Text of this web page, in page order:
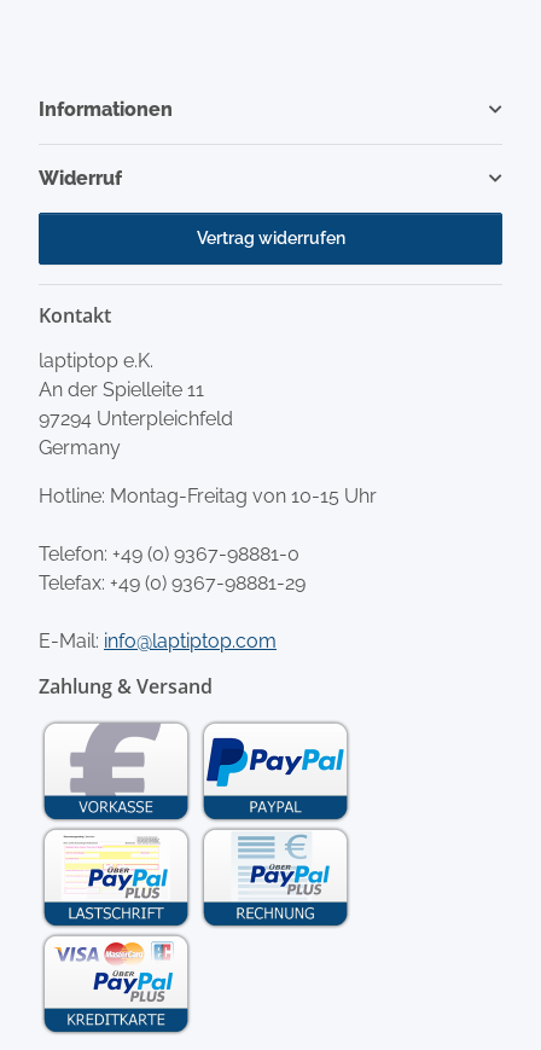
Informationen
Widerruf
Vertrag widerrufen
Kontakt
laptiptop e.K.
An der Spielleite 11
97294 Unterpleichfeld
Germany
Hotline: Montag-Freitag von 10-15 Uhr
Telefon: +49 (0) 9367-98881-0
Telefax: +49 (0) 9367-98881-29
E-Mail: info@laptiptop.com
Zahlung & Versand